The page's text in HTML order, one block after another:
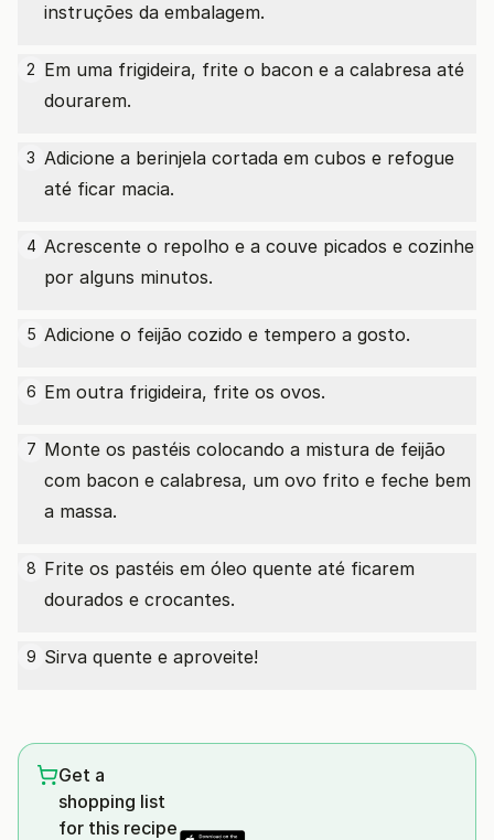
instruções da embalagem.
2 Em uma frigideira, frite o bacon e a calabresa até
dourarem.
3 Adicione a berinjela cortada em cubos e refogue
até ficar macia.
4 Acrescente o repolho e a couve picados e cozinhe
por alguns minutos.
5 Adicione o feijão cozido e tempero a gosto.
6 Em outra frigideira, frite os ovos.
7 Monte os pastéis colocando a mistura de feijão
com bacon e calabresa, um ovo frito e feche bem
a massa.
8 Frite os pastéis em óleo quente até ficarem
dourados e crocantes.
9 Sirva quente e aproveite!
Get a
shopping list
for this recipe